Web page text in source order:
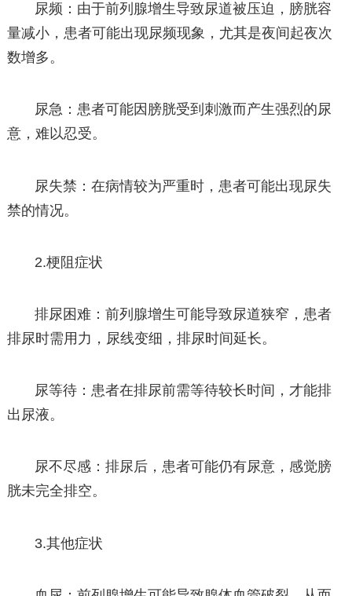
尿频：由于前列腺增生导致尿道被压迫，膀胱容
量减小，患者可能出现尿频现象，尤其是夜间起夜次
数增多。
尿急：患者可能因膀胱受到刺激而产生强烈的尿
意，难以忍受。
尿失禁：在病情较为严重时，患者可能出现尿失
禁的情况。
2.梗阻症状
排尿困难：前列腺增生可能导致尿道狭窄，患者
排尿时需用力，尿线变细，排尿时间延长。
尿等待：患者在排尿前需等待较长时间，才能排
出尿液。
尿不尽感：排尿后，患者可能仍有尿意，感觉膀
胱未完全排空。
3.其他症状